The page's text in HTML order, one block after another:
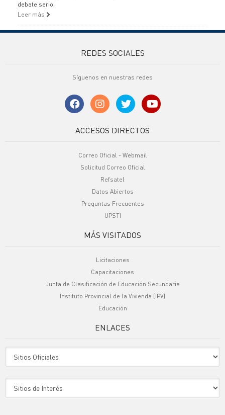
debate serio.
Leer más
REDES SOCIALES
Síguenos en nuestras redes
ACCESOS DIRECTOS
Correo Oficial - Webmail
Solicitud Correo Oficial
Refsatel
Datos Abiertos
Preguntas Frecuentes
UPSTI
MÁS VISITADOS
Licitaciones
Capacitaciones
Junta de Clasificación de Educación Secundaria
Instituto Provincial de la Vivienda (IPV)
Educación
ENLACES